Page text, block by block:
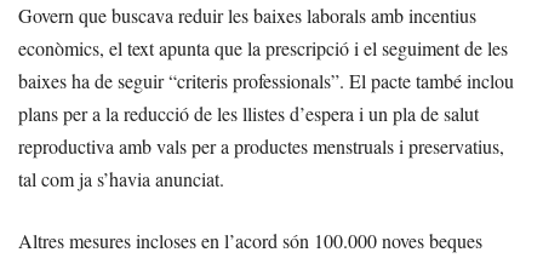
Govern que buscava reduir les baixes laborals amb incentius
econòmics, el text apunta que la prescripció i el seguiment de les
baixes ha de seguir “criteris professionals”. El pacte també inclou
plans per a la reducció de les llistes d’espera i un pla de salut
reproductiva amb vals per a productes menstruals i preservatius,
tal com ja s’havia anunciat.
Altres mesures incloses en l’acord són 100.000 noves beques